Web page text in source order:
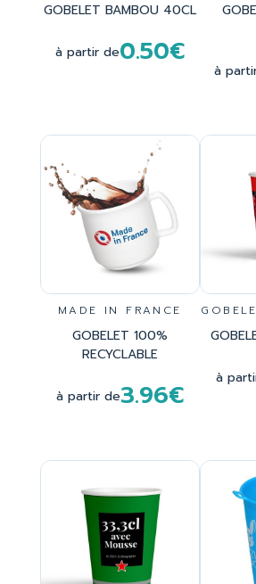
GOBELET BAMBOU 40CL
à partir de0.50€
à
MADE IN FRANCE
GOBELET 100%
RECYCLABLE
à partir de3.96€
à